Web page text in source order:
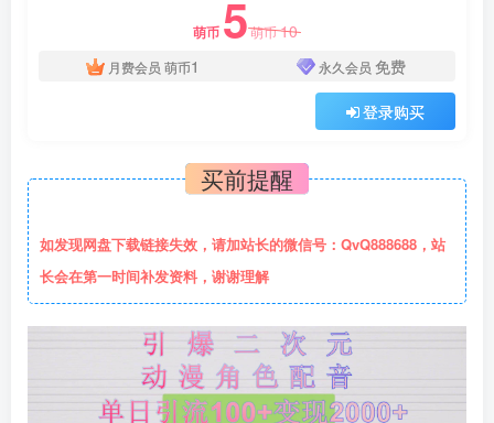
萌币 5萌币10
月费会员 萌币1 永久会员 免费
登录购买
买前提醒
如发现网盘下载链接失效，请加站长的微信号：QvQ888688，站
长会在第一时间补发资料，谢谢理解